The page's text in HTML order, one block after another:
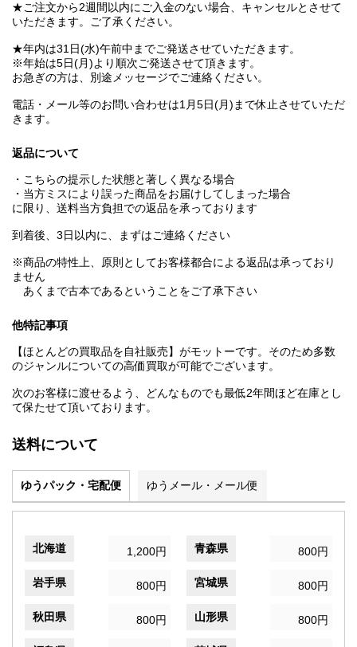
★ご注文から2週間以内にご入金のない場合、キャンセルとさせて
いただきます。ご了承ください。
★年内は31日(水)午前中までご発送させていただきます。
※年始は5日(月)より順次ご発送させて頂きます。
お急ぎの方は、別途メッセージでご連絡ください。
電話・メール等のお問い合わせは1月5日(月)まで休止させていただ
きます。
返品について
・こちらの提示した状態と著しく異なる場合
・当方ミスにより誤った商品をお届けしてしまった場合
に限り、送料当方負担での返品を承っております
到着後、3日以内に、まずはご連絡ください
※商品の特性上、原則としてお客様都合による返品は承っており
ません
あくまで古本であるということをご了承下さい
他特記事項
【ほとんどの買取品を自社販売】がモットーです。そのため多数
のジャンルについての高価買取が可能でございます。
次のお客様に渡せるよう、どんなものでも最低2年間ほど在庫とし
て保たせて頂いております。
送料について
ゆうパック・宅配便 ゆうメール・メール便
北海道 1,200円 青森県 800円
岩手県 800円 宮城県 800円
秋田県 800円 山形県 800円